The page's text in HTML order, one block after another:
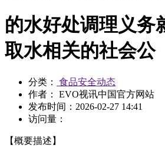
的水好处调理义务
取水相关的社会公
分类：
食品安全动态
作者： EVO视讯中国官方网站
发布时间： 2026-02-27 14:41
访问量：
【概要描述】